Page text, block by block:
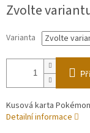
cena:
Zvolte
Varianta
Kusová karta
Detailní informace